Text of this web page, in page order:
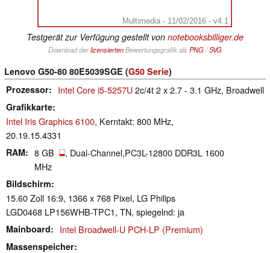
Multimedia - 11/02/2016 - v4.1
Testgerät zur Verfügung gestellt von notebooksbilliger.de
Download derlizensiertenBewertungsgrafik als PNG/SVG
Lenovo G50-80 80E5039SGE (G50 Serie)
Prozessor
Intel Core i5-5257U2c/4t 2 x 2.7 - 3.1 GHz, Broadwell
Grafikkarte
Intel Iris Graphics 6100, Kerntakt: 800 MHz,
20.19.15.4331
RAM 8 GB
, Dual-Channel,PC3L-12800 DDR3L 1600
MHz
Bildschirm
15.60 Zoll 16:9, 1366 x 768 Pixel, LG Philips
LGD0468 LP156WHB-TPC1, TN, spiegelnd: ja
Mainboard Intel Broadwell-U PCH-LP (Premium)
Massenspeicher